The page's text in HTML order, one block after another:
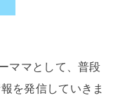
ママとして、普段
を発信していきま